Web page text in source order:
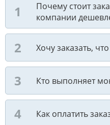
Почему стоит
компании
Хочу заказать,
Кто выполняет
Как оплатить